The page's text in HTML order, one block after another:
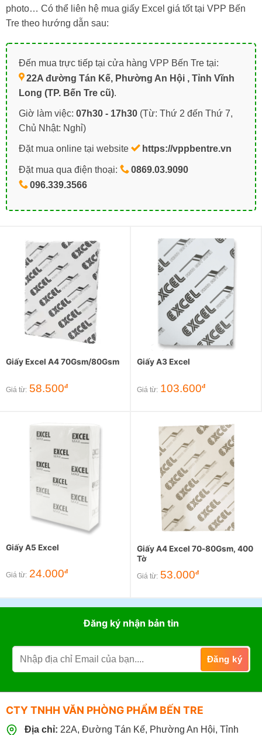
photo… Có thể liên hệ mua giấy Excel giá tốt tại VPP Bến
Tre theo hướng dẫn sau:
Đến mua trực tiếp tại cửa hàng VPP Bến Tre tại:
22A đường Tán Kế, Phường An Hội , Tỉnh Vĩnh
Long (TP. Bến Tre cũ).
Giờ làm việc: 07h30 - 17h30 (Từ: Thứ 2 đến Thứ 7,
Chủ Nhật: Nghỉ)
Đặt mua online tại website https://vppbentre.vn
Đặt mua qua điện thoại:
0869.03.9090
096.339.3566
Giấy Excel A4 70Gsm/80Gsm
Giá từ: 58.500đ
Giấy A3 Excel
Giá từ: 103.600đ
Giấy A5 Excel
Giá từ: 24.000đ
Giấy A4 Excel 70-80Gsm, 400
Tờ
Giá từ: 53.000đ
Đăng ký nhận bản tin
CTY TNHH VĂN PHÒNG PHẨM BẾN TRE
Địa chỉ: 22A, Đường Tán Kế, Phường An Hội, Tỉnh